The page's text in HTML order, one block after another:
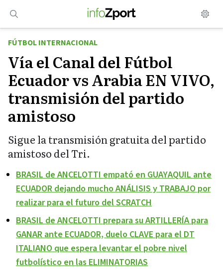
contenido
FÚTBOL INTERNACIONAL
Vía el Canal del Fútbol
Ecuador vs Arabia EN VIVO,
transmisión del partido
amistoso
Sigue la transmisión gratuita del partido
amistoso del Tri.
BRASIL de ANCELOTTI empató en GUAYAQUIL ante
ECUADOR dejando mucho ANÁLISIS y TRABAJO por
realizar para el futuro del SCRATCH
BRASIL de ANCELOTTI prepara su ARTILLERÍA para
GANAR ante ECUADOR, duelo CLAVE para el DT
ITALIANO que espera levantar el pobre nivel
futbolístico en las ELIMINATORIAS